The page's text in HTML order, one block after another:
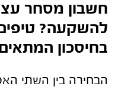
חשבון מסחר
להשקעה?
בחיסכון
הבחירה בין השתי